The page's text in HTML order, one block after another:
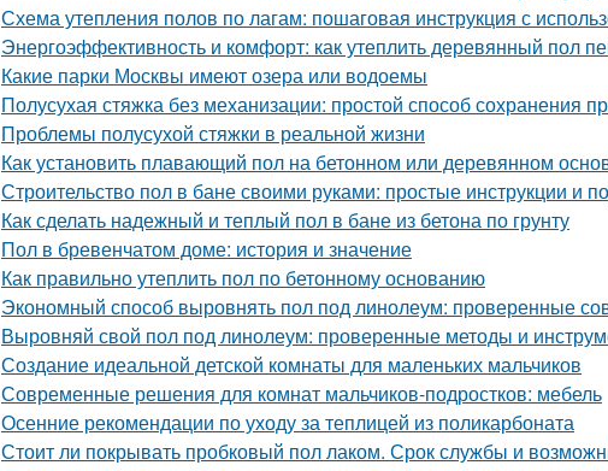
Схема утепления полов по лагам: пошаговая инструкция с
Энергоэффективность и комфорт: как утеплить деревянный пол
Какие парки Москвы имеют озера или водоемы
Полусухая стяжка без механизации: простой способ сохранения
Проблемы полусухой стяжки в реальной жизни
Как установить плавающий пол на бетонном или деревянном
Строительство пол в бане своими руками: простые инструкции и
Как сделать надежный и теплый пол в бане из бетона по грунту
Пол в бревенчатом доме: история и значение
Как правильно утеплить пол по бетонному основанию
Экономный способ выровнять пол под линолеум: проверенные
Выровняй свой пол под линолеум: проверенные методы и
Создание идеальной детской комнаты для маленьких мальчиков
Современные решения для комнат мальчиков-подростков: мебель
Осенние рекомендации по уходу за теплицей из поликарбоната
Стоит ли покрывать пробковый пол лаком. Срок службы и